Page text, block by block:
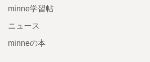
minne学習帖
ニュース
minneの本